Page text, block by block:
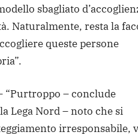
sbagliato
Naturalmente, resta la
queste persone
“Purtroppo – conclude
Lega Nord – noto che si
irresponsabile,